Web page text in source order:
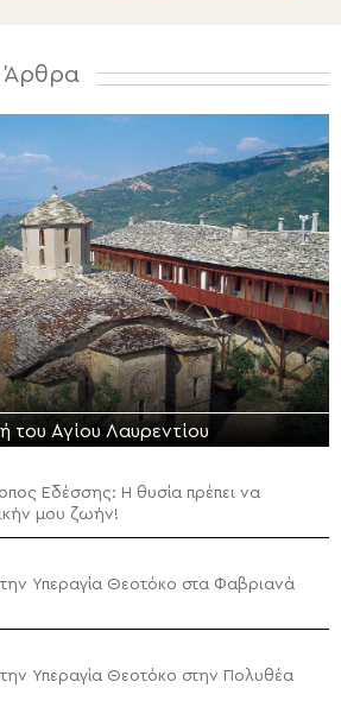
Άρθρα
του Αγίου Λαυρεντίου
Εδέσσης: Η θυσία πρέπει να
μου ζωήν!
Υπεραγία Θεοτόκο στα Φαβριανά
Υπεραγία Θεοτόκο στην Πολυθέα